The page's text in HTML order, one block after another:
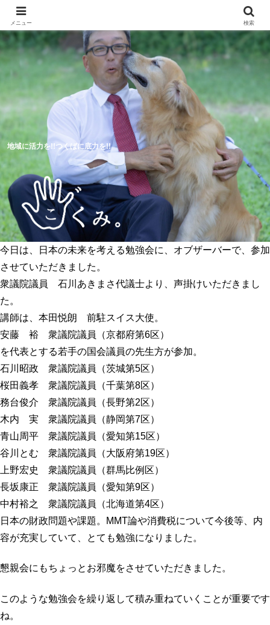
地域に活力を!!つくばに底力を!!
5つのつくば市の未来予想図 活動報告
プロフィール 明日へのシート
今日は、日本の未来を考える勉強会に、オブザーバーで、参加
させていただきました。
衆議院議員 石川あきまさ代議士より、声掛けいただきまし
た。
講師は、本田悦朗 前駐スイス大使。
安藤 裕 衆議院議員（京都府第6区）
を代表とする若手の国会議員の先生方が参加。
石川昭政 衆議院議員（茨城第5区）
桜田義孝 衆議院議員（千葉第8区）
務台俊介 衆議院議員（長野第2区）
木内 実 衆議院議員（静岡第7区）
青山周平 衆議院議員（愛知第15区）
谷川とむ 衆議院議員（大阪府第19区）
上野宏史 衆議院議員（群馬比例区）
長坂康正 衆議院議員（愛知第9区）
中村裕之 衆議院議員（北海道第4区）
日本の財政問題や課題。MMT論や消費税について今後等、内
容が充実していて、とても勉強になりました。
懇親会にもちょっとお邪魔をさせていただきました。
このような勉強会を繰り返して積み重ねていくことが重要です
ね。
メニュー 検索